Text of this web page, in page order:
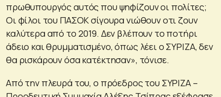
πρωθυπουργός αυτός που ψηφίζουν οι πολίτες;
Οι φίλοι του ΠΑΣΟΚ σίγουρα νιώθουν οτι ζουν
καλύτερα από το 2019. Δεν βλέπουν το ποτήρι
άδειο και θρυμματισμένο, όπως λέει ο ΣΥΡΙΖΑ, δεν
θα ρισκάρουν όσα κατέκτησαν», τόνισε.
Από την πλευρά του, ο πρόεδρος του ΣΥΡΙΖΑ –